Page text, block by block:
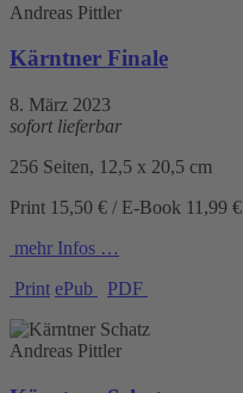
Andreas Pittler
Kärntner Finale
8. März 2023
sofort lieferbar
256 Seiten, 12,5 x 20,5 cm
Print 15,50 € / E-Book 11,99 €
mehr Infos …
Print ePub PDF
Andreas Pittler